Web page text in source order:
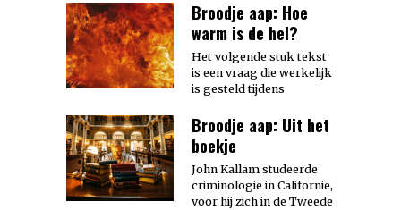
Broodje aap: Hoe
warm is de hel?
Het volgende stuk tekst
is een vraag die werkelijk
is gesteld tijdens
Broodje aap: Uit het
boekje
John Kallam studeerde
criminologie in Californie,
voor hij zich in de Tweede